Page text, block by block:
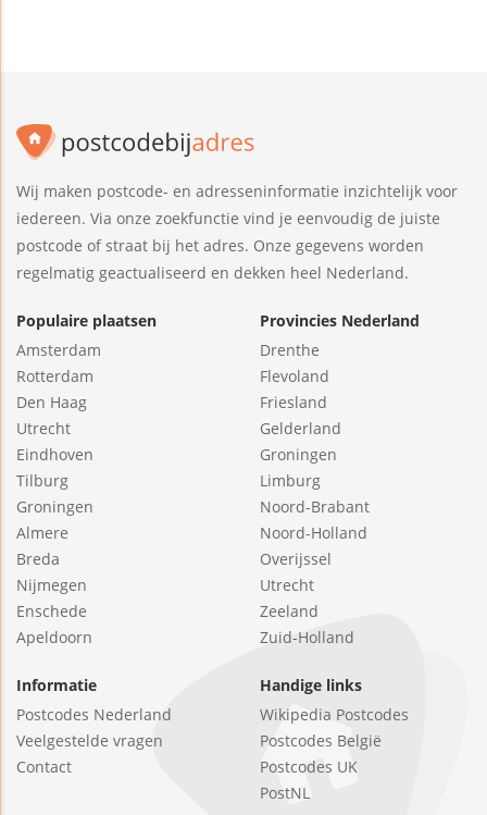
Wij maken postcode- en adresseninformatie inzichtelijk voor
iedereen. Via onze zoekfunctie vind je eenvoudig de juiste
postcode of straat bij het adres. Onze gegevens worden
regelmatig geactualiseerd en dekken heel Nederland.
Populaire plaatsen
Amsterdam
Rotterdam
Den Haag
Utrecht
Eindhoven
Tilburg
Groningen
Almere
Breda
Nijmegen
Enschede
Apeldoorn
Provincies Nederland
Drenthe
Flevoland
Friesland
Gelderland
Groningen
Limburg
Noord-Brabant
Noord-Holland
Overijssel
Utrecht
Zeeland
Zuid-Holland
Informatie
Postcodes Nederland
Veelgestelde vragen
Contact
Handige links
Wikipedia Postcodes
Postcodes België
Postcodes UK
PostNL